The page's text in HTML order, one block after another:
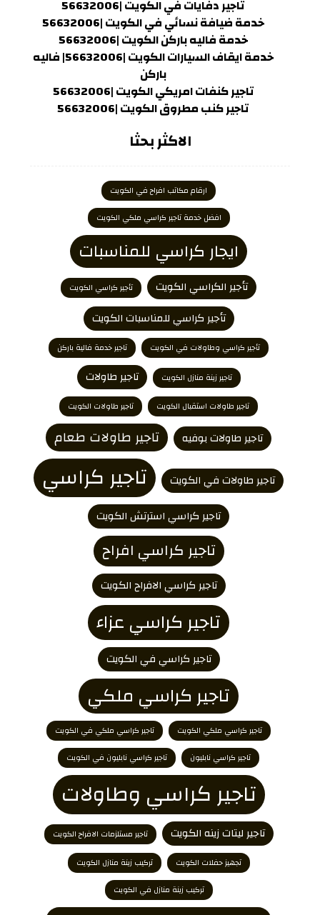
تاجير دفايات في الكويت |56632006
خدمة ضيافة نسائي في الكويت |56632006
خدمة فاليه باركن الكويت |56632006
خدمة ايقاف السيارات الكويت |56632006| فاليه
باركن
تاجير كنفات امريكي الكويت |56632006
تاجير كنب مطروق الكويت |56632006
الاكثر بحثا
ارقام مكاتب افراح في الكويت
افضل خدمة تاجير كراسي ملكي الكويت
ايجار كراسي للمناسبات
تأجير الكراسي الكويت تأجير كراسي الكويت
تأجير كراسي للمناسبات الكويت
تأجير كراسي وطاولات في الكويت تاجير خدمة فالية باركن
تاجير زينة منازل الكويت تاجير طاولات
تاجير طاولات استقبال الكويت تاجير طاولات الكويت
تاجير طاولات بوفيه تاجير طاولات طعام
تاجير طاولات في الكويت تاجير كراسي
تاجير كراسي استرتش الكويت
تاجير كراسي افراح
تاجير كراسي الافراح الكويت
تاجير كراسي عزاء
تاجير كراسي في الكويت
تاجير كراسي ملكي
تاجير كراسي ملكي الكويت
تاجير كراسي ملكي في الكويت
تاجير كراسي نابليون
تاجير كراسي نابليون في الكويت
تاجير كراسي وطاولات
تاجير ليتات زينه الكويت
تاجير مستلزمات الافراح الكويت
تجهيز حفلات الكويت
تركيب زينة منازل الكويت
تركيب زينة منازل في الكويت